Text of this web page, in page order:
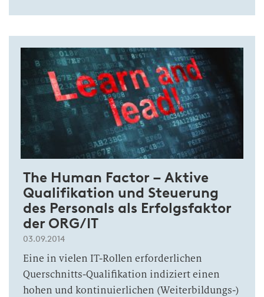
The Human Factor – Aktive
Qualifikation und Steuerung
des Personals als Erfolgsfaktor
der ORG/IT
03.09.2014
Eine in vielen IT-Rollen erforderlichen
Querschnitts-Qualifikation indiziert einen
hohen und kontinuierlichen (Weiterbildungs-)